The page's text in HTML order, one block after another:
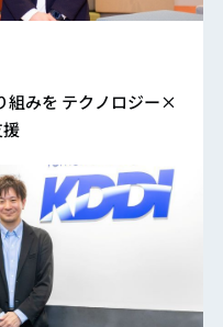
組みを テクノロジー×